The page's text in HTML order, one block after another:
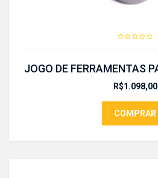
R$1.098,00
COMPRAR